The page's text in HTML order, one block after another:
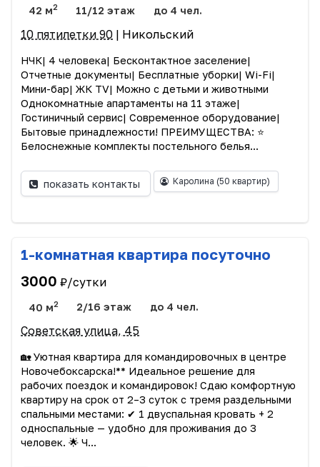
42 м2 11/12 этаж до 4 чел.
10 пятилетки 90 | Никольский
НЧК| 4 человека| Бесконтактное заселение|
Отчетные документы| Бесплатные уборки| Wi-Fi|
Мини-бар| ЖК TV| Можно с детьми и животными
Однокомнaтные апартаменты на 11 этаже|
Гостиничный сервис| Современное оборудование|
Бытовые принадлежности! ПРЕИМУЩЕСТВА: ⭐️
Белоснежные комплекты постельного белья...
показать контакты Каролина (50 квартир)
1-комнатная квартира посуточно
3000 ₽/сутки
40 м2 2/16 этаж до 4 чел.
Советская улица, 45
🏡 Уютная квартира для командировочных в центре
Новочебоксарска!** Идеальное решение для
рабочих поездок и командировок! Сдаю комфортную
квартиру на срок от 2–3 суток с тремя раздельными
спальными местами: ✔ 1 двуспальная кровать + 2
односпальные — удобно для проживания до 3
человек. 🌟 Ч...